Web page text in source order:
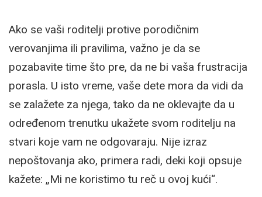
Ako se vaši roditelji protive porodičnim
verovanjima ili pravilima, važno je da se
pozabavite time što pre, da ne bi vaša frustracija
porasla. U isto vreme, vaše dete mora da vidi da
se zalažete za njega, tako da ne oklevajte da u
određenom trenutku ukažete svom roditelju na
stvari koje vam ne odgovaraju. Nije izraz
nepoštovanja ako, primera radi, deki koji opsuje
kažete: „Mi ne koristimo tu reč u ovoj kući“.